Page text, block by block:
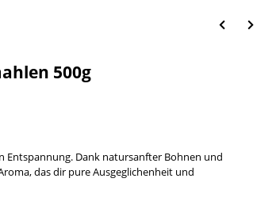
500g
Dank natursanfter Bohnen und
das dir pure Ausgeglichenheit und